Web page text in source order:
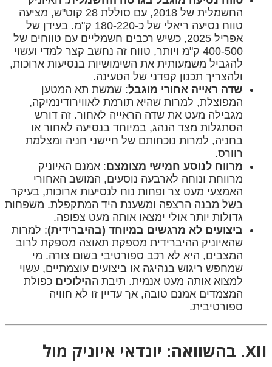
החשמלית של 2018, עם סוללת 28 קוט"ש, מציעה
טווח נסיעה ריאלי של כ-180-220 ק"מ. בעידן של
אפריל 2025, כשיש רכבים חשמליים עם טווחים של
400-500 ק"מ ויותר, טווח זה נחשב קצר למדי ועשוי
להגביל משמעותית את השימושיות בנסיעות ארוכות,
ולהצריך תכנון קפדני של הטעינה.
שדה ראייה אחורי מוגבל: שמשת תא המטען
המפוצלת, למרות שהיא תורמת לאווירודינמיקה,
מגבילה מעט את שדה הראייה לאחור. זה דורש
הסתגלות מצד הנהג, במיוחד בנסיעה לאחור או
בחניה, למרות נוכחותם של חיישני חניה ומצלמת
רוורס.
מרווח לנוסע חמישי מצומצם: אמנם האיוניק
מרווחת ונוחה לארבעה נוסעים, המושב האחורי
האמצעי מעט צר ופחות נוח לנסיעות ארוכות, בעיקר
בשל מבנה הרצפה ומשענת היד המתקפלת. משפחות
גדולות יותר אולי ימצאו אותה מעט צפופה.
ביצועים לא מרגשים במיוחד (בהיברידית): למרות
שהאיוניק ההיברידית מספקת תאוצה מספקת לרוב
המצבים, היא לא רכב ספורטיבי בשום צורה. מי
שמחפש ריגוש בנהיגה או ביצועים עוצמתיים, עשוי
למצוא אותה מעט אנמית. תיבת ההילוכים כפולת
המצמדים אמנם טובה, אך עדיין זו לא חוויה
ספורטיבית.
XII. בהשוואה: יונדאי איוניק מול